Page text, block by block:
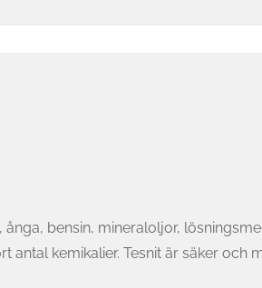
bensin, mineraloljor,
kemikalier. Tesnit är säker och